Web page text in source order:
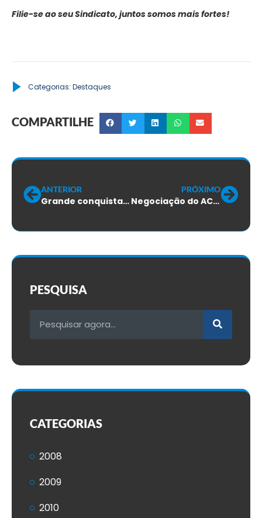
Filie-se ao seu Sindicato, juntos somos mais fortes!
Categorias: Destaques
COMPARTILHE
ANTERIOR
Grande conquista: a partir de agora a CCT será garantida aos trabalhadores das empresas de Provedores de Internet em todo o Estado
PRÓXIMO
Negociação do ACT com a Claro? Sempre mais do mesmo
PESQUISA
CATEGORIAS
2008
2009
2010